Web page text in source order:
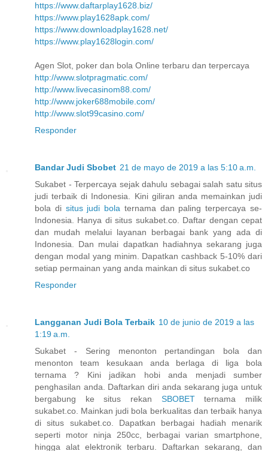
https://www.daftarplay1628.biz/
https://www.play1628apk.com/
https://www.downloadplay1628.net/
https://www.play1628login.com/
Agen Slot, poker dan bola Online terbaru dan terpercaya
http://www.slotpragmatic.com/
http://www.livecasinom88.com/
http://www.joker688mobile.com/
http://www.slot99casino.com/
Responder
Bandar Judi Sbobet 21 de mayo de 2019 a las 5:10 a.m.
Sukabet - Terpercaya sejak dahulu sebagai salah satu situs
judi terbaik di Indonesia. Kini giliran anda memainkan judi
bola di situs judi bola ternama dan paling terpercaya se-
Indonesia. Hanya di situs sukabet.co. Daftar dengan cepat
dan mudah melalui layanan berbagai bank yang ada di
Indonesia. Dan mulai dapatkan hadiahnya sekarang juga
dengan modal yang minim. Dapatkan cashback 5-10% dari
setiap permainan yang anda mainkan di situs sukabet.co
Responder
Langganan Judi Bola Terbaik 10 de junio de 2019 a las
1:19 a.m.
Sukabet - Sering menonton pertandingan bola dan
menonton team kesukaan anda berlaga di liga bola
ternama ? Kini jadikan hobi anda menjadi sumber
penghasilan anda. Daftarkan diri anda sekarang juga untuk
bergabung ke situs rekan SBOBETternama milik
sukabet.co. Mainkan judi bola berkualitas dan terbaik hanya
di situs sukabet.co. Dapatkan berbagai hadiah menarik
seperti motor ninja 250cc, berbagai varian smartphone,
hingga alat elektronik terbaru. Daftarkan sekarang, dan